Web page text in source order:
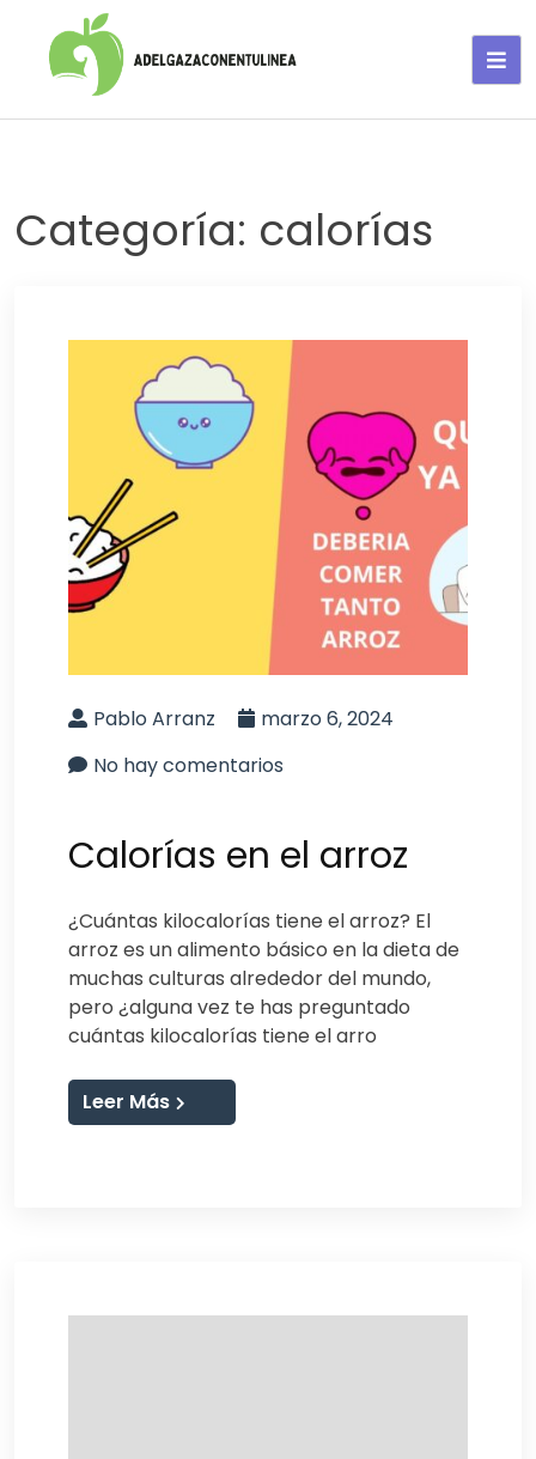
alimentos saludables
Categoría: calorías
Pablo Arranz
marzo 6, 2024
No hay comentarios
Calorías en el arroz
¿Cuántas kilocalorías tiene el arroz? El
arroz es un alimento básico en la dieta de
muchas culturas alrededor del mundo,
pero ¿alguna vez te has preguntado
cuántas kilocalorías tiene el arro
Leer Más